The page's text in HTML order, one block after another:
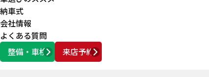
納車式
会社情報
よくある質問
整備・車検
来店予約
営業時間 AM10:00 ～ PM6:00